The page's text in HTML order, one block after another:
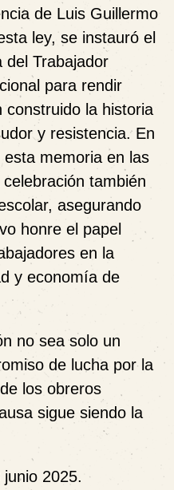
de Luis Guillermo
ley, se instauró el
del Trabajador
para rendir
construido la historia
y resistencia. En
memoria en las
también
asegurando
honre el papel
en la
y economía de
no sea solo un
de lucha por la
los obreros
sigue siendo la
2025.